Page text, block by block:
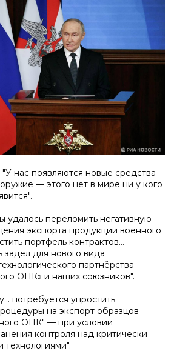
"У нас появляются новые средства
— этого нет в мире ни у кого
удалось переломить негативную
экспорта продукции военного
портфель контрактов…
задел для нового вида
партнёрства
ОПК» и наших союзников".
потребуется упростить
на экспорт образцов
ОПК" — при условии
контроля над критически